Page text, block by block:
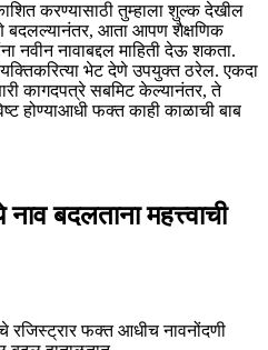
करण्यासाठी तुम्हाला शुल्क देखील
बदलल्यानंतर, आता आपण शैक्षणिक
नवीन नावाबद्दल माहिती देऊ शकता.
भेट देणे उपयुक्त ठरेल. एकदा
कागदपत्रे सबमिट केल्यानंतर, ते
होण्याआधी फक्त काही काळाची बाब
बदलताना महत्त्वाची
रजिस्ट्रार फक्त आधीच नावनोंदणी